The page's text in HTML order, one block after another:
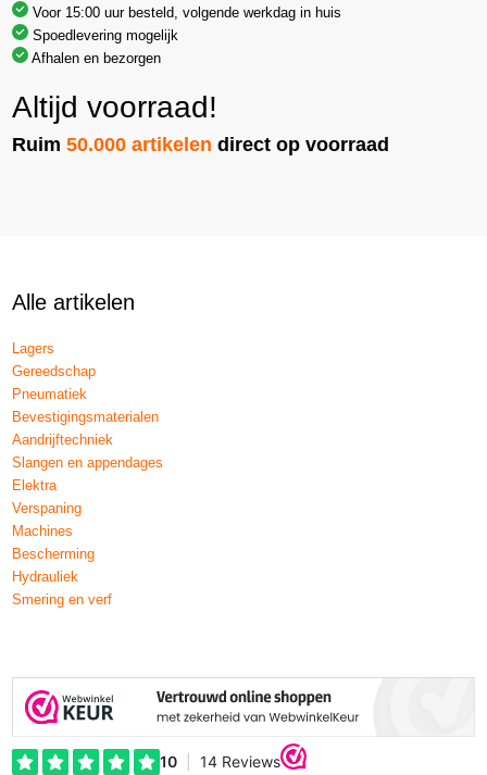
Voor 15:00 uur besteld, volgende werkdag in huis
Spoedlevering mogelijk
Afhalen en bezorgen
Altijd voorraad!
Ruim50.000 artikelen direct op voorraad
Alle artikelen
Lagers
Gereedschap
Pneumatiek
Bevestigingsmaterialen
Aandrijftechniek
Slangen en appendages
Elektra
Verspaning
Machines
Bescherming
Hydrauliek
Smering en verf